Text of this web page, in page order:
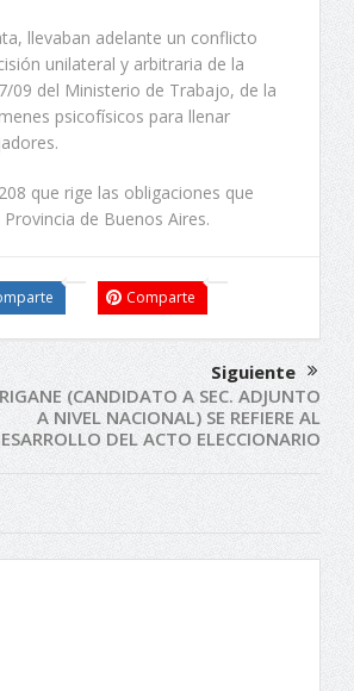
llevaban adelante un conflicto
unilateral y arbitraria de la
09 del Ministerio de Trabajo, de la
psicofísicos para llenar
que rige las obligaciones que
de Buenos Aires.
Comparte
Siguiente
RIGANE (CANDIDATO A SEC. ADJUNTO
A NIVEL NACIONAL) SE REFIERE AL
DEL ACTO ELECCIONARIO